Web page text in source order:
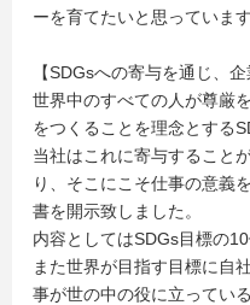
ーを育てたいと思っています
【SDGsへの寄与を通じ、
世界中のすべての人が尊厳
をつくることを理念とする
当社はこれに寄与すること
り、そこにこそ仕事の意義
書を開示致しました。
内容としてはSDGs目標の
また世界が目指す目標に自
事が世の中の役に立ってい